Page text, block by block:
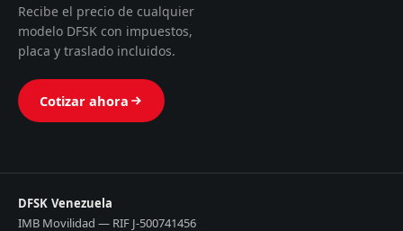
Recibe el precio de cualquier
modelo DFSK con impuestos,
placa y traslado incluidos.
Cotizar ahora
DFSK Venezuela
IMB Movilidad — RIF J-500741456